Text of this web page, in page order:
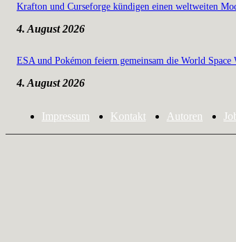
Krafton und Curseforge kündigen einen weltweiten
4. August 2026
ESA und Pokémon feiern gemeinsam die World Space
4. August 2026
Impressum Kontakt Autoren